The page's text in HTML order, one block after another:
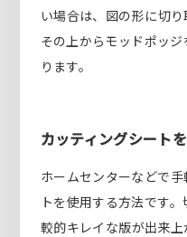
い場合は、図の形に切り
その上からモッドポッ
ります。
カッティングシート
ホームセンターなどで
トを使用する方法です
較的キレイな版が出来